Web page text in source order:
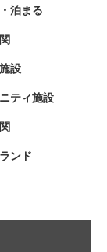
泊まる
設
ティ施設
ンド